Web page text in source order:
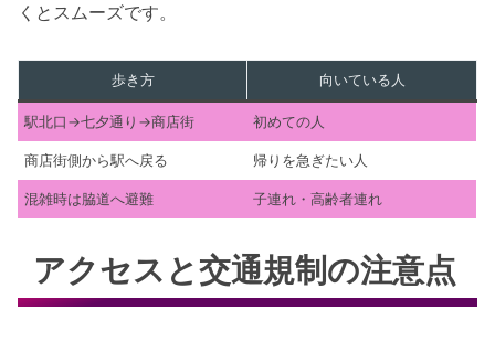
くとスムーズです。
歩き方 向いている人
駅北口→七夕通り→商店街 初めての人
商店街側から駅へ戻る 帰りを急ぎたい人
混雑時は脇道へ避難 子連れ・高齢者連れ
アクセスと交通規制の注意点